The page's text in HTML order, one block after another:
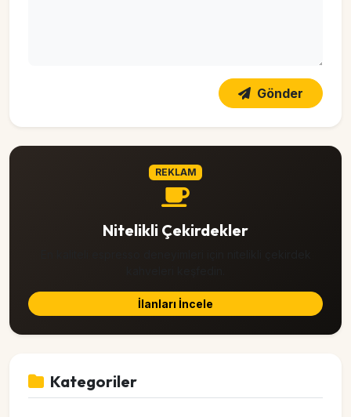
Gönder
REKLAM
Nitelikli Çekirdekler
İlanları İncele
Kategoriler